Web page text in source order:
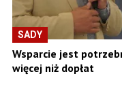
SADY
Wsparcie jest
więcej niż dopłat